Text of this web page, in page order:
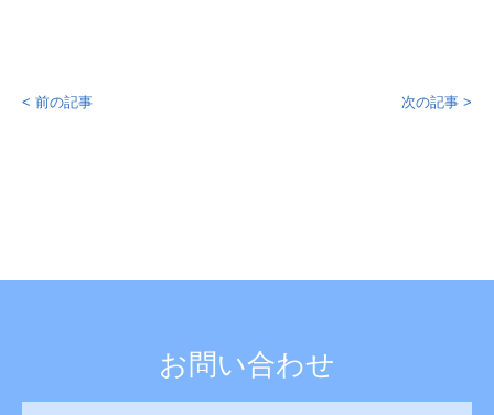
< 前の記事 次の記事 >
お問い合わせ